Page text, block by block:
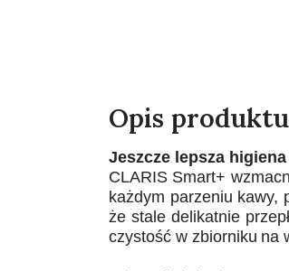
Opis produktu
Jeszcze lepsza
CLARIS Smart+
każdym parzeniu kawy,
że stale delikatnie
czystość w zbiorniku na